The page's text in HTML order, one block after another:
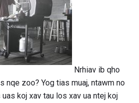
Nrhiav ib qho
nqe zoo? Yog tias muaj, ntawm no
koj xav tau los xav ua ntej koj